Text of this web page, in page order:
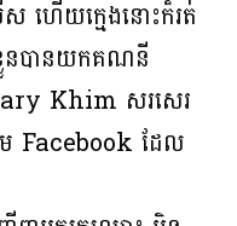
ស ហើយក្មេងនោះក៏រត់
នបានយកគណនី
Khim សរសេរ
ម Facebook ដែល